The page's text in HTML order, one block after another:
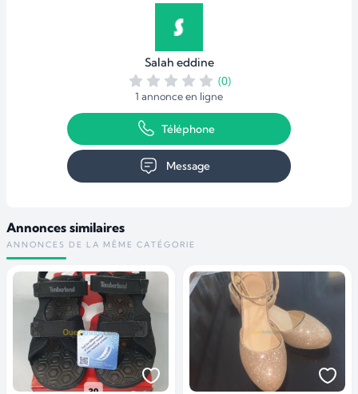
Salah eddine
(0)
1 annonce en ligne
Téléphone
Message
Annonces similaires
ANNONCES DE LA MÊME CATÉGORIE